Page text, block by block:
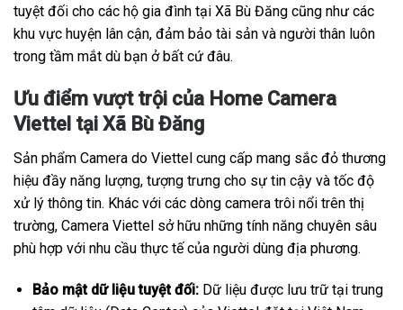
tuyệt đối cho các hộ gia đình tại Xã Bù Đăng cũng như các
khu vực huyện lân cận, đảm bảo tài sản và người thân luôn
trong tầm mắt dù bạn ở bất cứ đâu.
Ưu điểm vượt trội của Home Camera
Viettel tại Xã Bù Đăng
Sản phẩm Camera do Viettel cung cấp mang sắc đỏ thương
hiệu đầy năng lượng, tượng trưng cho sự tin cậy và tốc độ
xử lý thông tin. Khác với các dòng camera trôi nổi trên thị
trường, Camera Viettel sở hữu những tính năng chuyên sâu
phù hợp với nhu cầu thực tế của người dùng địa phương.
Bảo mật dữ liệu tuyệt đối:Dữ liệu được lưu trữ tại trung